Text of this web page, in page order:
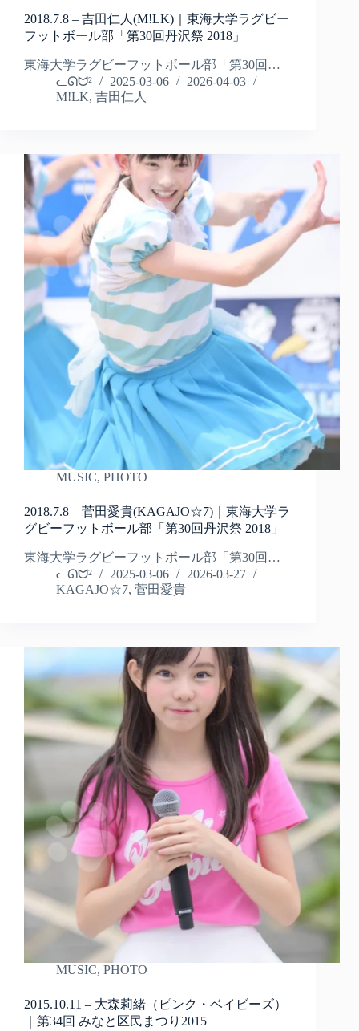
2018.7.8 – 吉田仁人(M!LK)｜東海大学ラグビー
フットボール部「第30回丹沢祭 2018」
東海大学ラグビーフットボール部「第30回…
ᓚᘏᗢ²
2025-03-06
2026-04-03
M!LK, 吉田仁人
MUSIC, PHOTO
2018.7.8 – 菅田愛貴(KAGAJO☆7)｜東海大学ラ
グビーフットボール部「第30回丹沢祭 2018」
東海大学ラグビーフットボール部「第30回…
ᓚᘏᗢ²
2025-03-06
2026-03-27
KAGAJO☆7, 菅田愛貴
MUSIC, PHOTO
2015.10.11 – 大森莉緒（ピンク・ベイビーズ）
｜第34回 みなと区民まつり2015